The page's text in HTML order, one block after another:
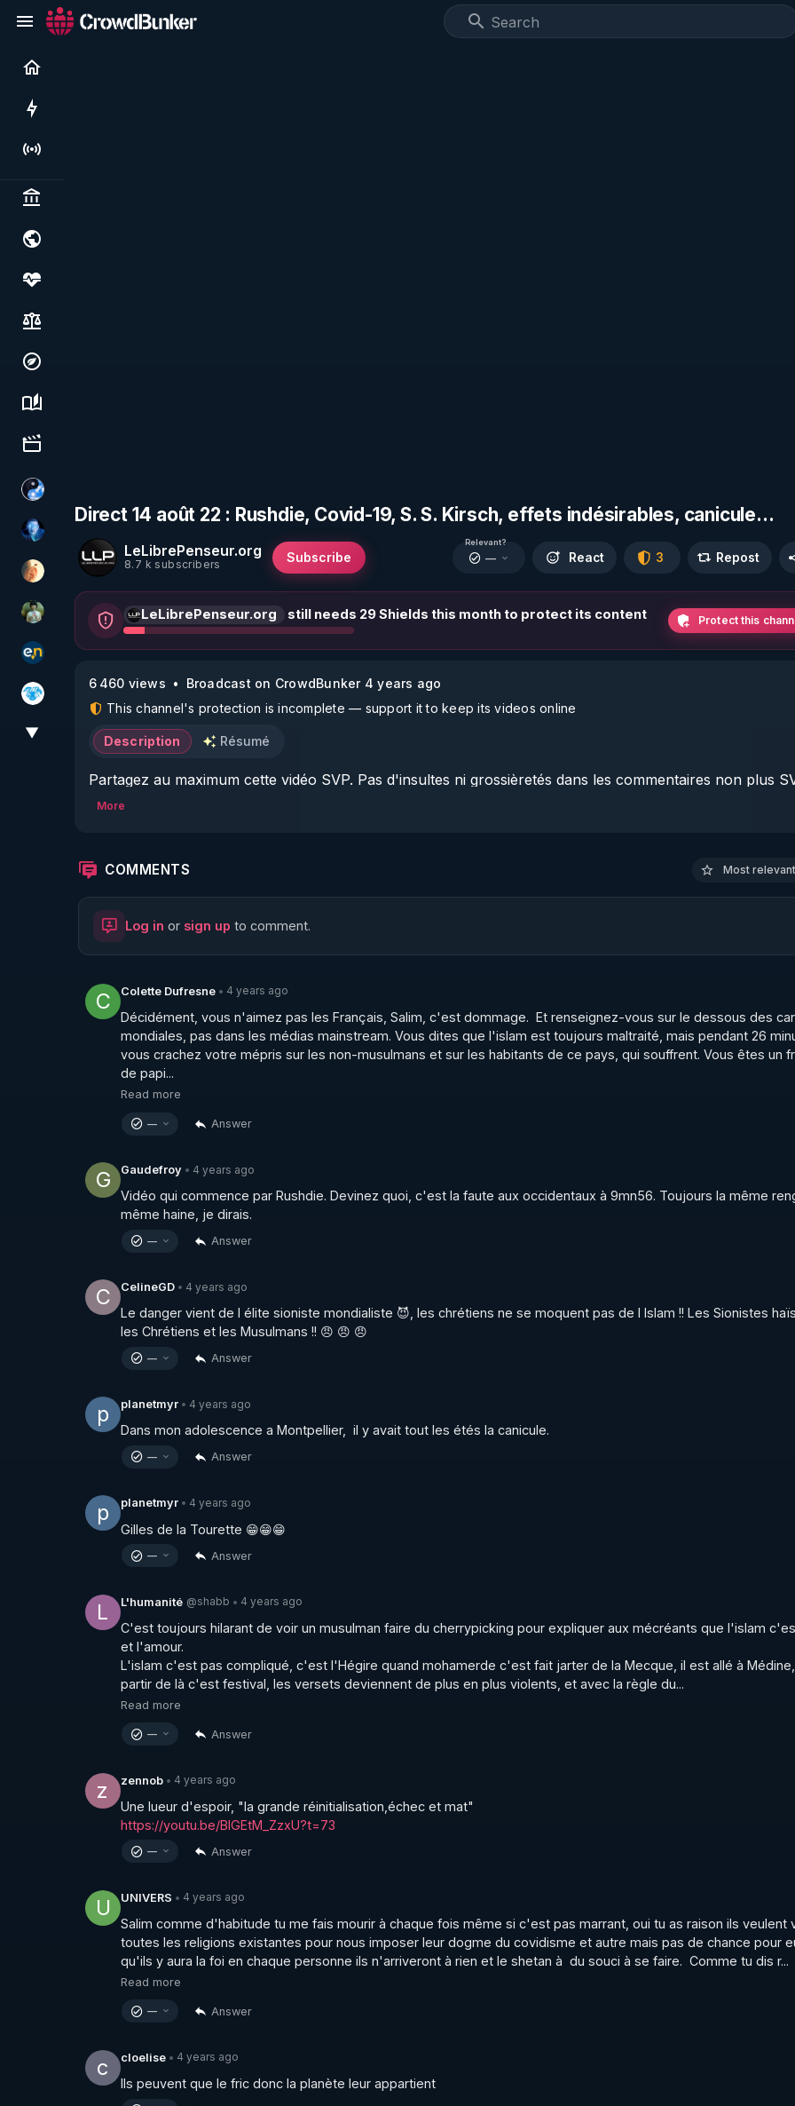
Live
Politics & institutions
Society, justice & freedoms
Economy, environment & technology
Science, history & spirituality
Culture, media & entertainment
Chercheur de vérité
AH2020
La Puce à l'oreille
Sonmi-877
essentiel.news
A.D.N.M
▼
Direct 14 août 22 : Rushdie, Covid-19, S. S. Kirsch, effets indésirables, canicule...
LeLibrePenseur.org
8.7 k subscribers Subscribe
Relevant?
— React 3 Repost
LeLibrePenseur.org still needs 29 Shields this month to protect its content Protect this
6 460 views
Broadcast on CrowdBunker 4 years ago
This channel's protection is incomplete — support it to keep its videos online
Description Résumé
Partagez au maximum cette vidéo SVP. Pas d'insultes ni grossièretés dans les commentaires non plus
notre monde a besoin de plus de Bienveillance et de Fraternité. :)
https://rumble.com/user/SalimLaibiLLP
https://paypal.me/SalimLaibiLLP?locale.x=fr_FR
https://t.me/Salim_Laibi_LLP
https://www.twitch.tv/salim_laibi_llp
https://odysee.com/@LeLibrePenseur.org:2
https://discord.com/invite/NxegtRGuv5
Dons pour nous soutenir :
https://www.paypal.com/paypalme/LLPADSL
https://fr.tipeee.com/salim-laibi-le-libre-penseur
Pour suivre nos travaux :
https://www.editionsfiatlux.com/
More
COMMENTS Most
Log in or sign up to comment.
C Colette Dufresne • 4 years ago
Décidément, vous n'aimez pas les Français, Salim, c'est dommage.  Et renseignez-vous sur le dessous des
mondiales, pas dans les médias mainstream. Vous dites que l'islam est toujours maltraité, mais pendant 26
vous crachez votre mépris sur les non-musulmans et sur les habitants de ce pays, qui souffrent. Vous êtes un
de papi...
Read more
— Answer
G Gaudefroy • 4 years ago
Vidéo qui commence par Rushdie. Devinez quoi, c'est la faute aux occidentaux à 9mn56. Toujours la même
même haine, je dirais.
— Answer
C CelineGD • 4 years ago
Le danger vient de l élite sioniste mondialiste 😈, les chrétiens ne se moquent pas de l Islam !! Les Sionistes
les Chrétiens et les Musulmans !! 😠 😠 😠
— Answer
p planetmyr • 4 years ago
Dans mon adolescence a Montpellier,  il y avait tout les étés la canicule.
— Answer
p planetmyr • 4 years ago
Gilles de la Tourette 😁😁😁
— Answer
L L'humanité @shabb • 4 years ago
C'est toujours hilarant de voir un musulman faire du cherrypicking pour expliquer aux mécréants que l'islam
et l'amour.
L'islam c'est pas compliqué, c'est l'Hégire quand mohamerde c'est fait jarter de la Mecque, il est allé à
partir de là c'est festival, les versets deviennent de plus en plus violents, et avec la règle du...
Read more
— Answer
z zennob • 4 years ago
https://youtu.be/BlGEtM_ZzxU?t=73
— Answer
U UNIVERS • 4 years ago
Salim comme d'habitude tu me fais mourir à chaque fois même si c'est pas marrant, oui tu as raison ils veulent
toutes les religions existantes pour nous imposer leur dogme du covidisme et autre mais pas de chance pour
qu'ils y aura la foi en chaque personne ils n'arriveront à rien et le shetan à  du souci à se faire.  Comme tu dis r...
Read more
— Answer
c cloelise • 4 years ago
Ils peuvent que le fric donc la planète leur appartient